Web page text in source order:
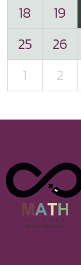
18
19
25
26
1
2